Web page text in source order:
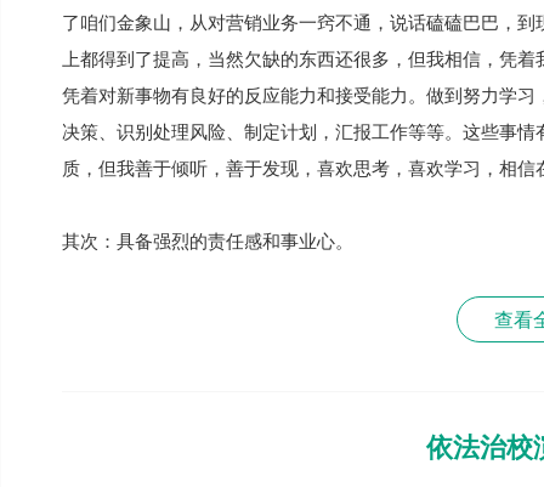
了咱们金象山，从对营销业务一窍不通，说话磕磕巴巴，
上都得到了提高，当然欠缺的东西还很多，但我相信，凭
凭着对新事物有良好的反应能力和接受能力。做到努力学
决策、识别处理风险、制定计划，汇报工作等等。这些事
质，但我善于倾听，善于发现，喜欢思考，喜欢学习，相
其次：具备强烈的责任感和事业心。
查看
依法治校